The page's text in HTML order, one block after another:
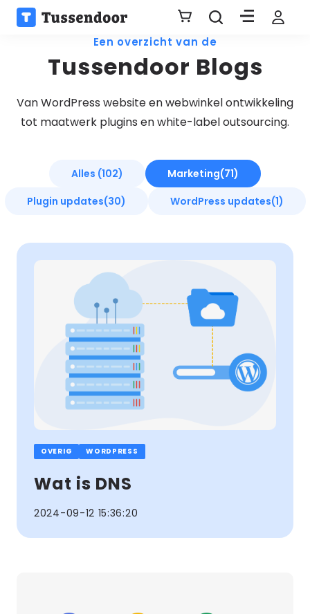
Een overzicht van de
Tussendoor Blogs
Van WordPress website en webwinkel ontwikkeling
tot maatwerk plugins en white-label outsourcing.
Alles (102) Marketing(71)
Plugin updates(30) WordPress updates(1)
Lees
OVERIG WORDPRESS
Wat is DNS
2024-09-12 15:36:20